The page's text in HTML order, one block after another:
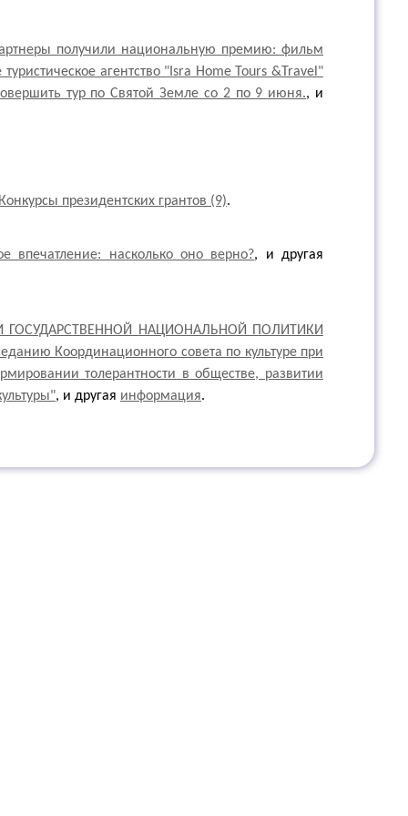
получили национальную премию: фильм
туристическое агентство "Isra Home Tours &Travel"
тур по Святой Земле cо 2 по 9 июня., и
Конкурсы президентских грантов (9).
впечатление: насколько оно верно?, и другая
ГОСУДАРСТВЕННОЙ НАЦИОНАЛЬНОЙ ПОЛИТИКИ
Координационного совета по культуре при
толерантности в обществе, развитии
, и другая информация.